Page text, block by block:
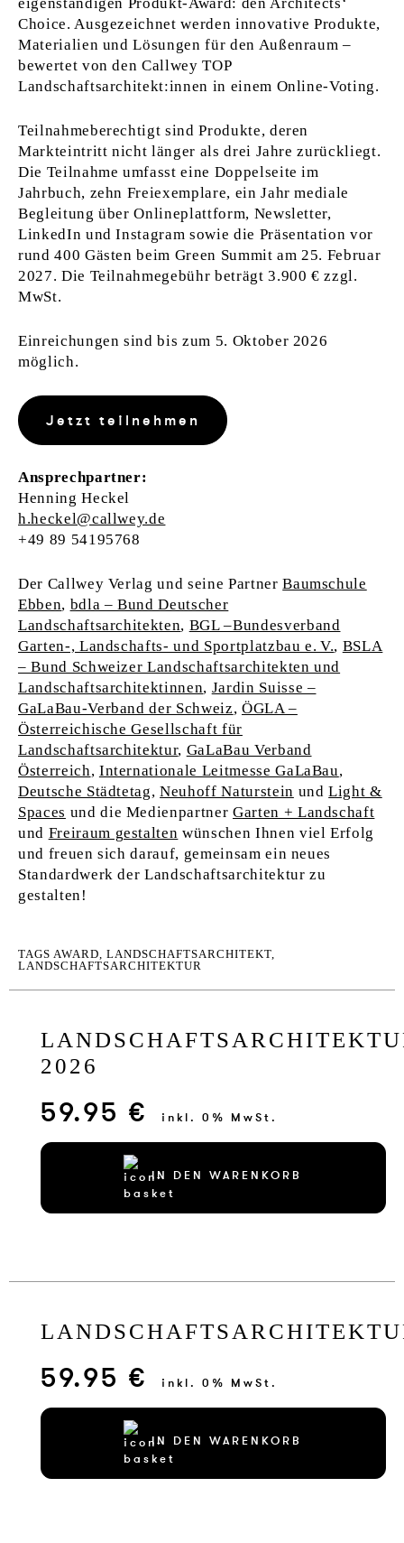
Choice. Ausgezeichnet werden innovative Produkte,
Materialien und Lösungen für den Außenraum –
bewertet von den Callwey TOP
Landschaftsarchitekt:innen in einem Online-Voting.
Teilnahmeberechtigt sind Produkte, deren
Markteintritt nicht länger als drei Jahre zurückliegt.
Die Teilnahme umfasst eine Doppelseite im
Jahrbuch, zehn Freiexemplare, ein Jahr mediale
Begleitung über Onlineplattform, Newsletter,
LinkedIn und Instagram sowie die Präsentation vor
rund 400 Gästen beim Green Summit am 25. Februar
2027. Die Teilnahmegebühr beträgt 3.900 € zzgl.
MwSt.
Einreichungen sind bis zum 5. Oktober 2026
möglich.
Jetzt teilnehmen
Ansprechpartner:
Henning Heckel
h.heckel@callwey.de
+49 89 54195768
Der Callwey Verlag und seine PartnerBaumschule
Ebben, bdla – Bund Deutscher
Landschaftsarchitekten, BGL –Bundesverband
Garten-, Landschafts- und Sportplatzbau e. V., BSLA
– Bund Schweizer Landschaftsarchitekten und
Landschaftsarchitektinnen, Jardin Suisse –
GaLaBau-Verband der Schweiz, ÖGLA –
Österreichische Gesellschaft für
Landschaftsarchitektur, GaLaBau Verband
Österreich, Internationale Leitmesse GaLaBau,
Deutsche Städtetag,Neuhoff Naturstein undLight &
Spaces und die Medienpartner Garten + Landschaft
und Freiraum gestalten wünschen Ihnen viel Erfolg
und freuen sich darauf, gemeinsam ein neues
Standardwerk der Landschaftsarchitektur zu
gestalten!
TAGS AWARD LANDSCHAFTSARCHITEKT
LANDSCHAFTSARCHITEKTUR
2026
59.95 € inkl. 0% MwSt.
IN DEN WARENKORB
59.95 € inkl. 0% MwSt.
IN DEN WARENKORB